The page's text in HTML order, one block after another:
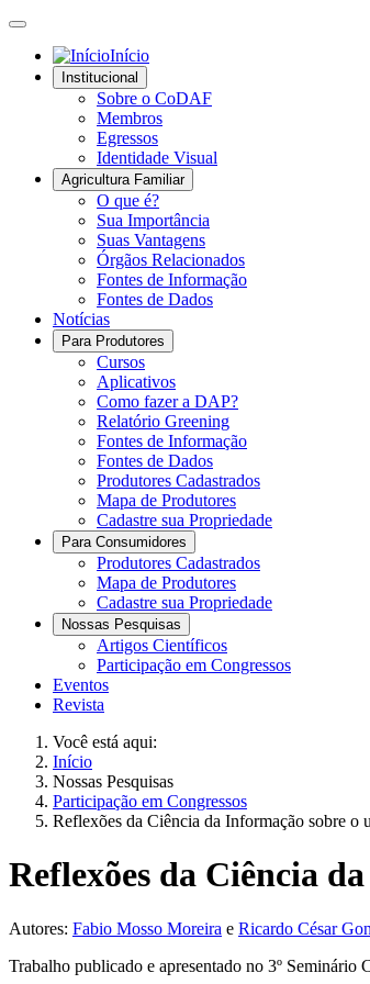
Início
Institucional
Sobre o CoDAF
Membros
Egressos
Identidade Visual
Agricultura Familiar
O que é?
Sua Importância
Suas Vantagens
Órgãos Relacionados
Fontes de Informação
Fontes de Dados
Notícias
Para Produtores
Cursos
Aplicativos
Como fazer a DAP?
Relatório Greening
Fontes de Informação
Fontes de Dados
Produtores Cadastrados
Mapa de Produtores
Cadastre sua Propriedade
Para Consumidores
Produtores Cadastrados
Mapa de Produtores
Cadastre sua Propriedade
Nossas Pesquisas
Artigos Científicos
Participação em Congressos
Eventos
Revista
Você está aqui:
Início
Nossas Pesquisas
Participação em Congressos
Reflexões da Ciência da Informação sobre
Reflexões da Ciência
Autores: Fabio Mosso Moreira e Ricardo César
Trabalho publicado e apresentado no 3º